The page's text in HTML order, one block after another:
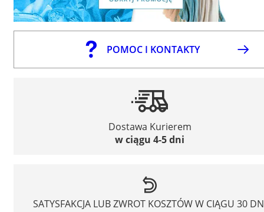
POMOC I KONTAKTY
Dostawa Kurierem
w ciągu 4-5 dni
SATYSFAKCJA LUB ZWROT KOSZTÓW W CIĄGU 30